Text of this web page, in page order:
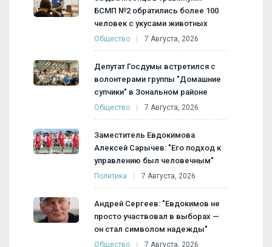
БСМП №2 обратились более 100
человек с укусами животных
Общество 7 Августа, 2026
Депутат Госдумы встретился с
волонтерами группы "Домашние
супчики" в Зональном районе
Общество 7 Августа, 2026
Заместитель Евдокимова
Алексей Сарычев: "Его подход к
управлению был человечным"
Политика 7 Августа, 2026
Андрей Сергеев: "Евдокимов не
просто участвовал в выборах —
он стал символом надежды"
Общество 7 Августа, 2026